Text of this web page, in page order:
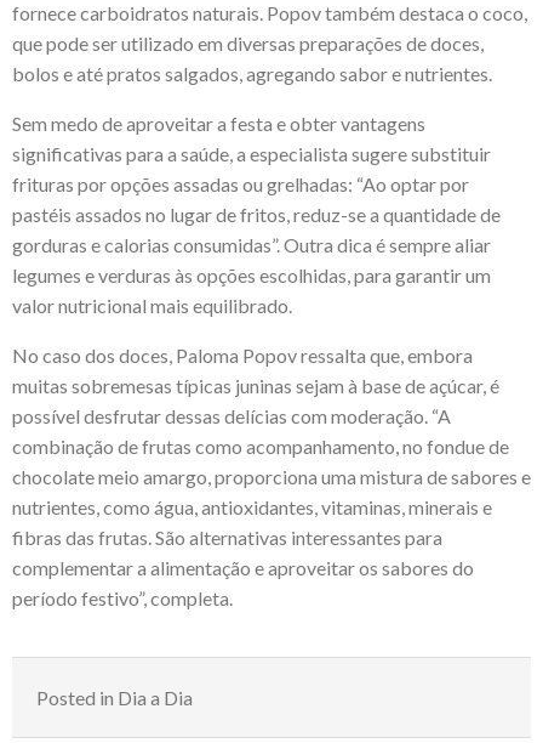
fornece carboidratos naturais. Popov também destaca o coco,
que pode ser utilizado em diversas preparações de doces,
bolos e até pratos salgados, agregando sabor e nutrientes.
Sem medo de aproveitar a festa e obter vantagens
significativas para a saúde, a especialista sugere substituir
frituras por opções assadas ou grelhadas: “Ao optar por
pastéis assados no lugar de fritos, reduz-se a quantidade de
gorduras e calorias consumidas”. Outra dica é sempre aliar
legumes e verduras às opções escolhidas, para garantir um
valor nutricional mais equilibrado.
No caso dos doces, Paloma Popov ressalta que, embora
muitas sobremesas típicas juninas sejam à base de açúcar, é
possível desfrutar dessas delícias com moderação. “A
combinação de frutas como acompanhamento, no fondue de
chocolate meio amargo, proporciona uma mistura de sabores e
nutrientes, como água, antioxidantes, vitaminas, minerais e
fibras das frutas. São alternativas interessantes para
complementar a alimentação e aproveitar os sabores do
período festivo”, completa.
Posted in Dia a Dia